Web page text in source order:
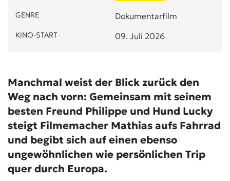
GENRE Dokumentarfilm
KINO-START 09. Juli 2026
Manchmal weist der Blick zurück den
Weg nach vorn: Gemeinsam mit seinem
besten Freund Philippe und Hund Lucky
steigt Filmemacher Mathias aufs Fahrrad
und begibt sich auf einen ebenso
ungewöhnlichen wie persönlichen Trip
quer durch Europa.